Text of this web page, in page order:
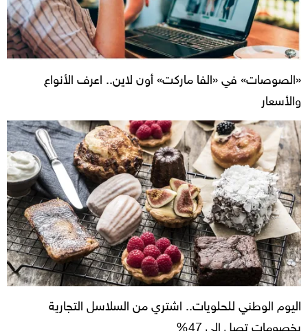
«الصوصات» في «الفا ماركت» أون لاين.. اعرف الأنواع
والأسعار
اليوم الوطني للحلويات.. اشتري من السلاسل التجارية
بخصومات تصل إلى 47%